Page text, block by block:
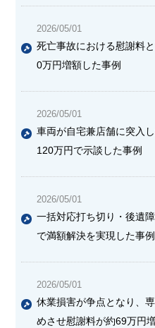
2026/05/01
死亡事故における慰謝料
0万円増額した事例
2026/05/01
車両が自宅兼店舗に突入
120万円で示談した事例
2026/05/01
一括対応打ち切り・後遺
で満額解決を実現した事例
2026/05/01
休業損害が争点となり、
めさせ慰謝料が約69万円